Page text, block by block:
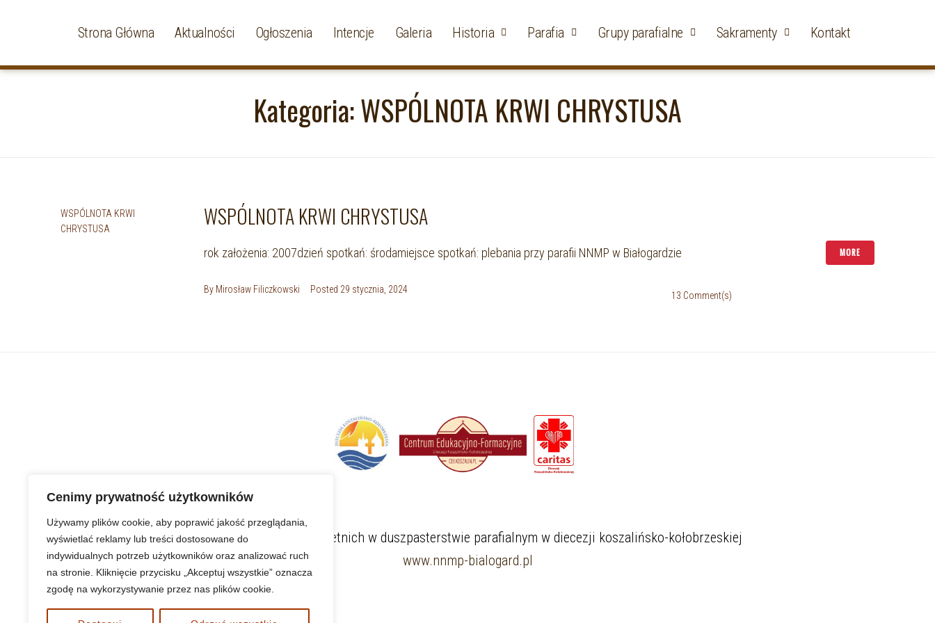
Cenimy prywatność użytkowników
Używamy plików cookie, aby poprawić jakość przeglądania,
wyświetlać reklamy lub treści dostosowane do
indywidualnych potrzeb użytkowników oraz analizować ruch
na stronie. Kliknięcie przycisku „Akceptuj wszystkie” oznacza
zgodę na wykorzystywanie przez nas plików cookie.
Strona Główna Aktualności Ogłoszenia Intencje Galeria Historia Parafia Grupy parafialne Sakramenty Kontakt
Kategoria:WSPÓLNOTA KRWI CHRYSTUSA
WSPÓLNOTA KRWI
CHRYSTUSA
WSPÓLNOTA KRWI CHRYSTUSA
rok założenia: 2007dzień spotkań: środamiejsce spotkań: plebania przy parafii NNMP w Białogardzie
By Mirosław Filiczkowski Posted 29 stycznia, 2024
13 Comment(s)
MORE
Standardy Ochrony Małoletnich w duszpasterstwie parafialnym w diecezji koszalińsko-kołobrzeskiej
www.nnmp-bialogard.pl